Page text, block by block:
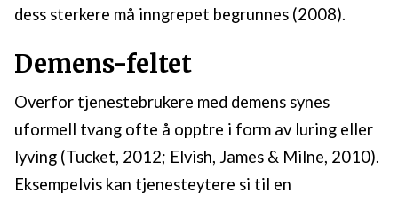
dess sterkere må inngrepet begrunnes (2008).
Demens-feltet
Overfor tjenestebrukere med demens synes
uformell tvang ofte å opptre i form av luring eller
lyving (Tucket, 2012; Elvish, James & Milne, 2010).
Eksempelvis kan tjenesteytere si til en